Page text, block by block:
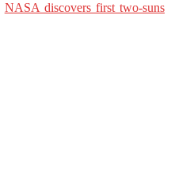
NASA discovers first two-suns